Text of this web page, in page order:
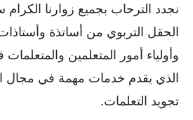
نجدد الترحاب بجميع زوارنا الكرام
الحقل التربوي من أساتذة
وأولياء أمور المتعلمين
الذي يقدم خدمات مهمة في مجال
تجويد التعلمات.